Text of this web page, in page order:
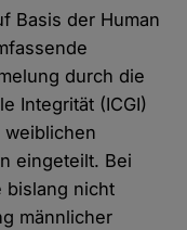
Basis der Human
durch die
Integrität (ICGI)
weiblichen
eingeteilt. Bei
bislang nicht
männlicher